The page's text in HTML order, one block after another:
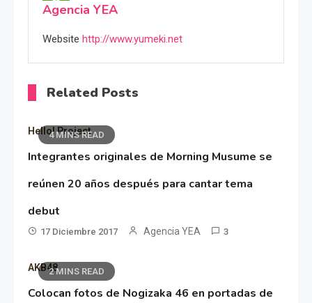
Agencia YEA
Website http://www.yumeki.net
Related Posts
4 MINS READ
Hello! Project
Integrantes originales de Morning Musume se
reúnen 20 años después para cantar tema
debut
17 Diciembre 2017 Agencia YEA 3
2 MINS READ
AKB48
Colocan fotos de Nogizaka 46 en portadas de